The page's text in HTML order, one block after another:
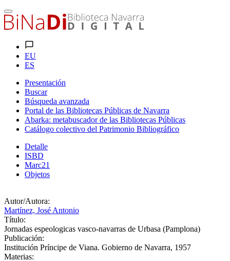
EU
ES
Presentación
Buscar
Búsqueda avanzada
Portal de las Bibliotecas Públicas de Navarra
Abarka: metabuscador de las Bibliotecas Públicas
Catálogo colectivo del Patrimonio Bibliográfico
Detalle
ISBD
Marc21
Objetos
Autor/Autora:
Martínez, José Antonio
Título:
Jornadas espeologicas vasco-navarras de Urbasa (Pamplona)
Publicación:
Institución Príncipe de Viana. Gobierno de Navarra, 1957
Materias: